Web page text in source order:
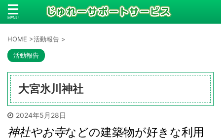
HOME >活動報告 >
活動報告
大宮氷川神社
2024年5月28日
神社やお寺などの建築物が好きな利用